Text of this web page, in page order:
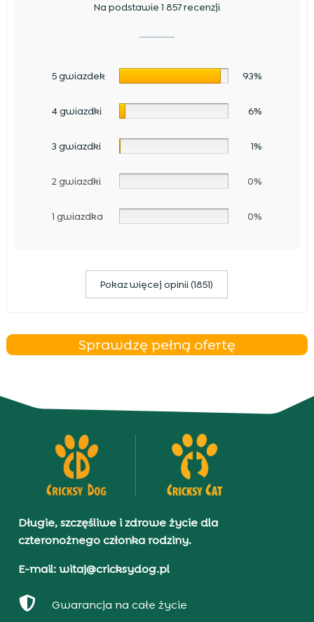
Na podstawie 1 857 recenzji
5 gwiazdek 93%
4 gwiazdki 6%
3 gwiazdki 1%
2 gwiazdki 0%
1 gwiazdka 0%
Pokaz więcej opinii (1851)
Sprawdzę pełną ofertę
Długie, szczęśliwe i zdrowe życie dla
czteronożnego członka rodziny.
E-mail: witaj@cricksydog.pl
 Gwarancja na całe życie